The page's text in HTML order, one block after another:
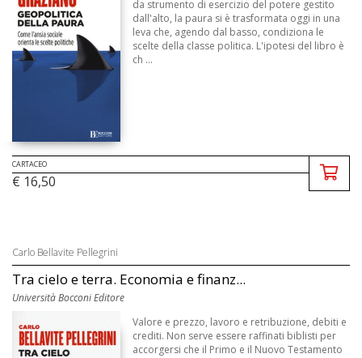
da strumento di esercizio del potere gestito
dall'alto, la paura si è trasformata oggi in una
leva che, agendo dal basso, condiziona le
scelte della classe politica. L'ipotesi del libro è
ch ...
CARTACEO
€ 16,50
Carlo Bellavite Pellegrini
Tra cielo e terra. Economia e finanz...
Università Bocconi Editore
Valore e prezzo, lavoro e retribuzione, debiti e
crediti. Non serve essere raffinati biblisti per
accorgersi che il Primo e il Nuovo Testamento